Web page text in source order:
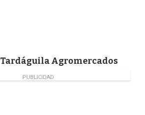
Tardáguila Agromercados
PUBLICIDAD